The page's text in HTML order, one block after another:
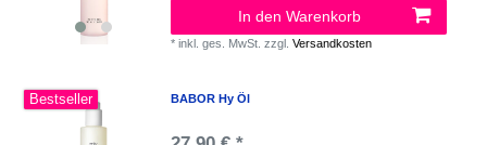
In den Warenkorb
*inkl. ges. MwSt. zzgl.Versandkosten
Bestseller BABOR Hy Öl